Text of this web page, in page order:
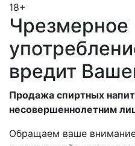
18+
Чрезмерное
вредит
Продажа спиртных
несовершеннолетним
Обращаем ваше